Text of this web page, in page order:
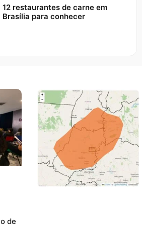
12 restaurantes de carne em
Brasília para conhecer
de